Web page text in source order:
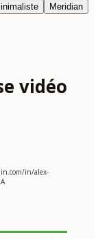
Meridian
vidéo
in/alex-